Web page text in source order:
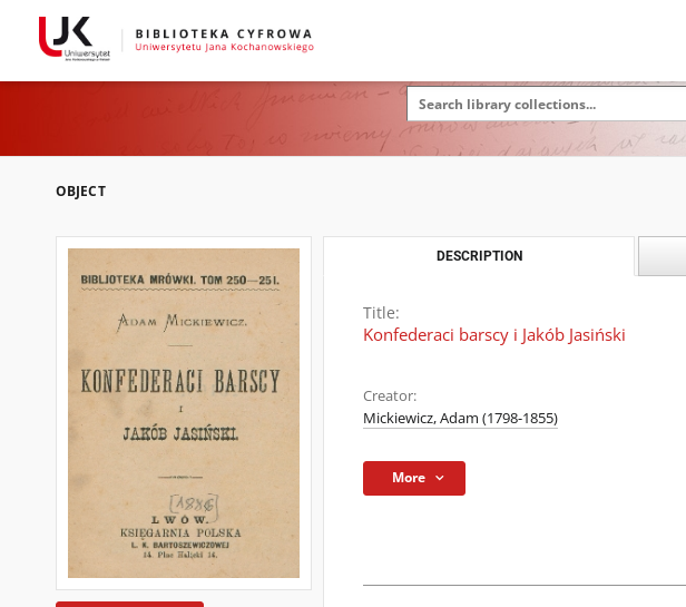
OBJECT
DESCRIPTION
Title:
Konfederaci barscy i Jakób Jasiński
Creator:
Mickiewicz, Adam (1798-1855)
More